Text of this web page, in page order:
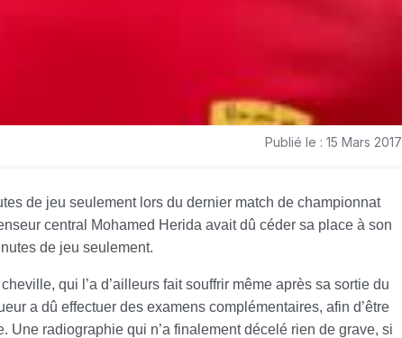
Publié le : 15 Mars 2017
de jeu seulement lors du dernier match de championnat
central Mohamed Herida avait dû céder sa place à son
de jeu seulement.
qui l’a d’ailleurs fait souffrir même après sa sortie du
a dû effectuer des examens complémentaires, afin d’être
Une radiographie qui n’a finalement décelé rien de grave, si